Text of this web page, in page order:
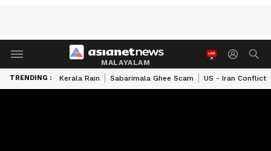
MALAYALAM
TRENDING : Kerala Rain Sabarimala Ghee Scam US - Iran Conflict